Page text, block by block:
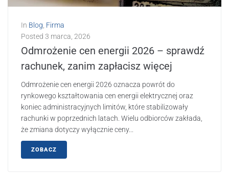
In Blog, Firma
Posted 3 marca, 2026
Odmrożenie cen energii 2026 – sprawdź
rachunek, zanim zapłacisz więcej
Odmrożenie cen energii 2026 oznacza powrót do
rynkowego kształtowania cen energii elektrycznej oraz
koniec administracyjnych limitów, które stabilizowały
rachunki w poprzednich latach. Wielu odbiorców zakłada,
że zmiana dotyczy wyłącznie ceny...
ZOBACZ